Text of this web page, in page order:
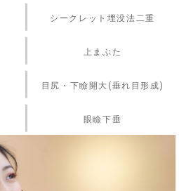
シークレット埋没法二重
上まぶた
目尻・下瞼開大(垂れ目形成)
眼瞼下垂